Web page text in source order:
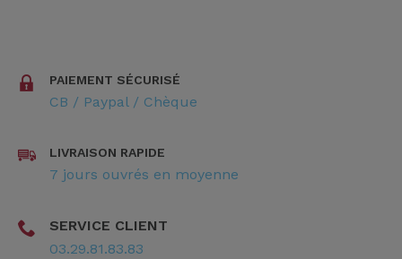
PAIEMENT SÉCURISÉ
CB / Paypal / Chèque
LIVRAISON RAPIDE
7 jours ouvrés en moyenne
SERVICE CLIENT
03.29.81.83.83